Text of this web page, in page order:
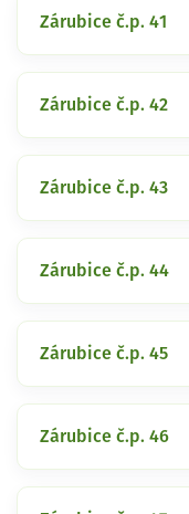
Zárubice č.p. 41
Zárubice č.p. 42
Zárubice č.p. 43
Zárubice č.p. 44
Zárubice č.p. 45
Zárubice č.p. 46